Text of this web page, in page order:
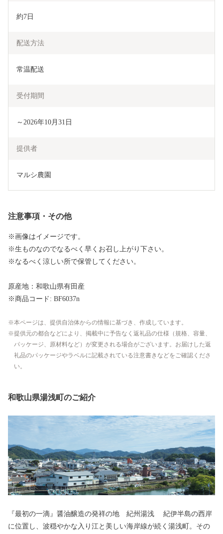
約7日
配送方法
常温配送
受付期間
～2026年10月31日
提供者
マルシ農園
注意事項・その他
※画像はイメージです。
※生ものなのでなるべく早くお召し上がり下さい。
※なるべく涼しい所で保管してください。
原産地：和歌山県有田産
※商品コード: BF6037n
本ページは、提供自治体からの情報に基づき、作成しています。
提供元の都合などにより、掲載中に予告なく返礼品の仕様（規格、容量、
パッケージ、原材料など）が変更される場合がございます。お届けした返
礼品のパッケージやラベルに記載されている注意書きなどをご確認くださ
い。
和歌山県湯浅町のご紹介
『最初の一滴』醤油醸造の発祥の地 紀州湯浅 紀伊半島の西岸
に位置し、波穏やかな入り江と美しい海岸線が続く湯浅町。その